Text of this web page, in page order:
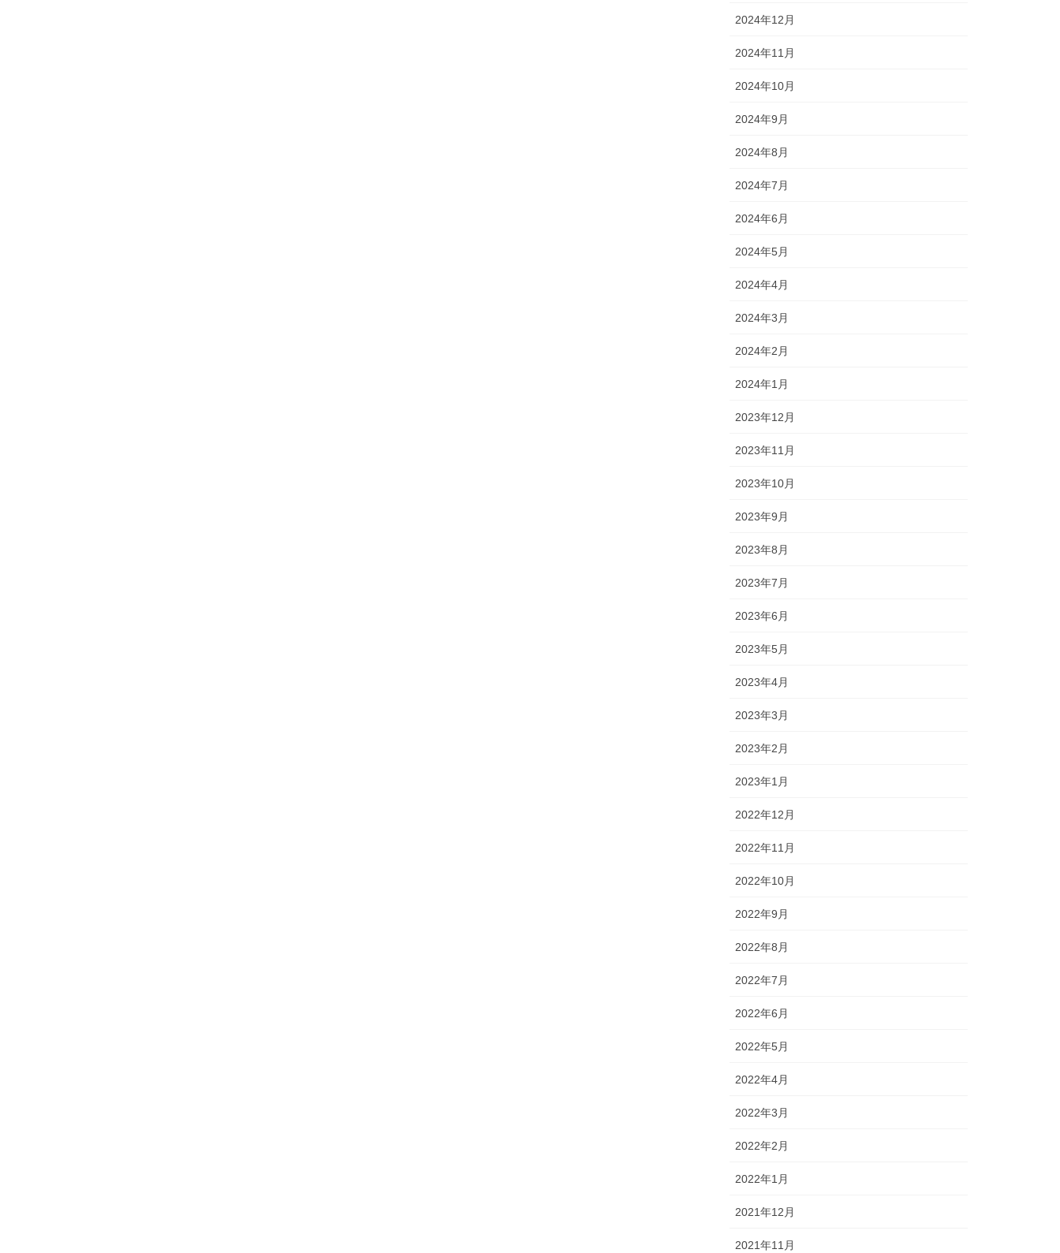
2024年12月
2024年11月
2024年10月
2024年9月
2024年8月
2024年7月
2024年6月
2024年5月
2024年4月
2024年3月
2024年2月
2024年1月
2023年12月
2023年11月
2023年10月
2023年9月
2023年8月
2023年7月
2023年6月
2023年5月
2023年4月
2023年3月
2023年2月
2023年1月
2022年12月
2022年11月
2022年10月
2022年9月
2022年8月
2022年7月
2022年6月
2022年5月
2022年4月
2022年3月
2022年2月
2022年1月
2021年12月
2021年11月